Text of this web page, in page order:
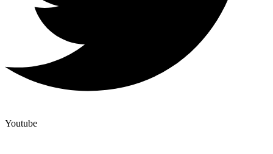
Youtube